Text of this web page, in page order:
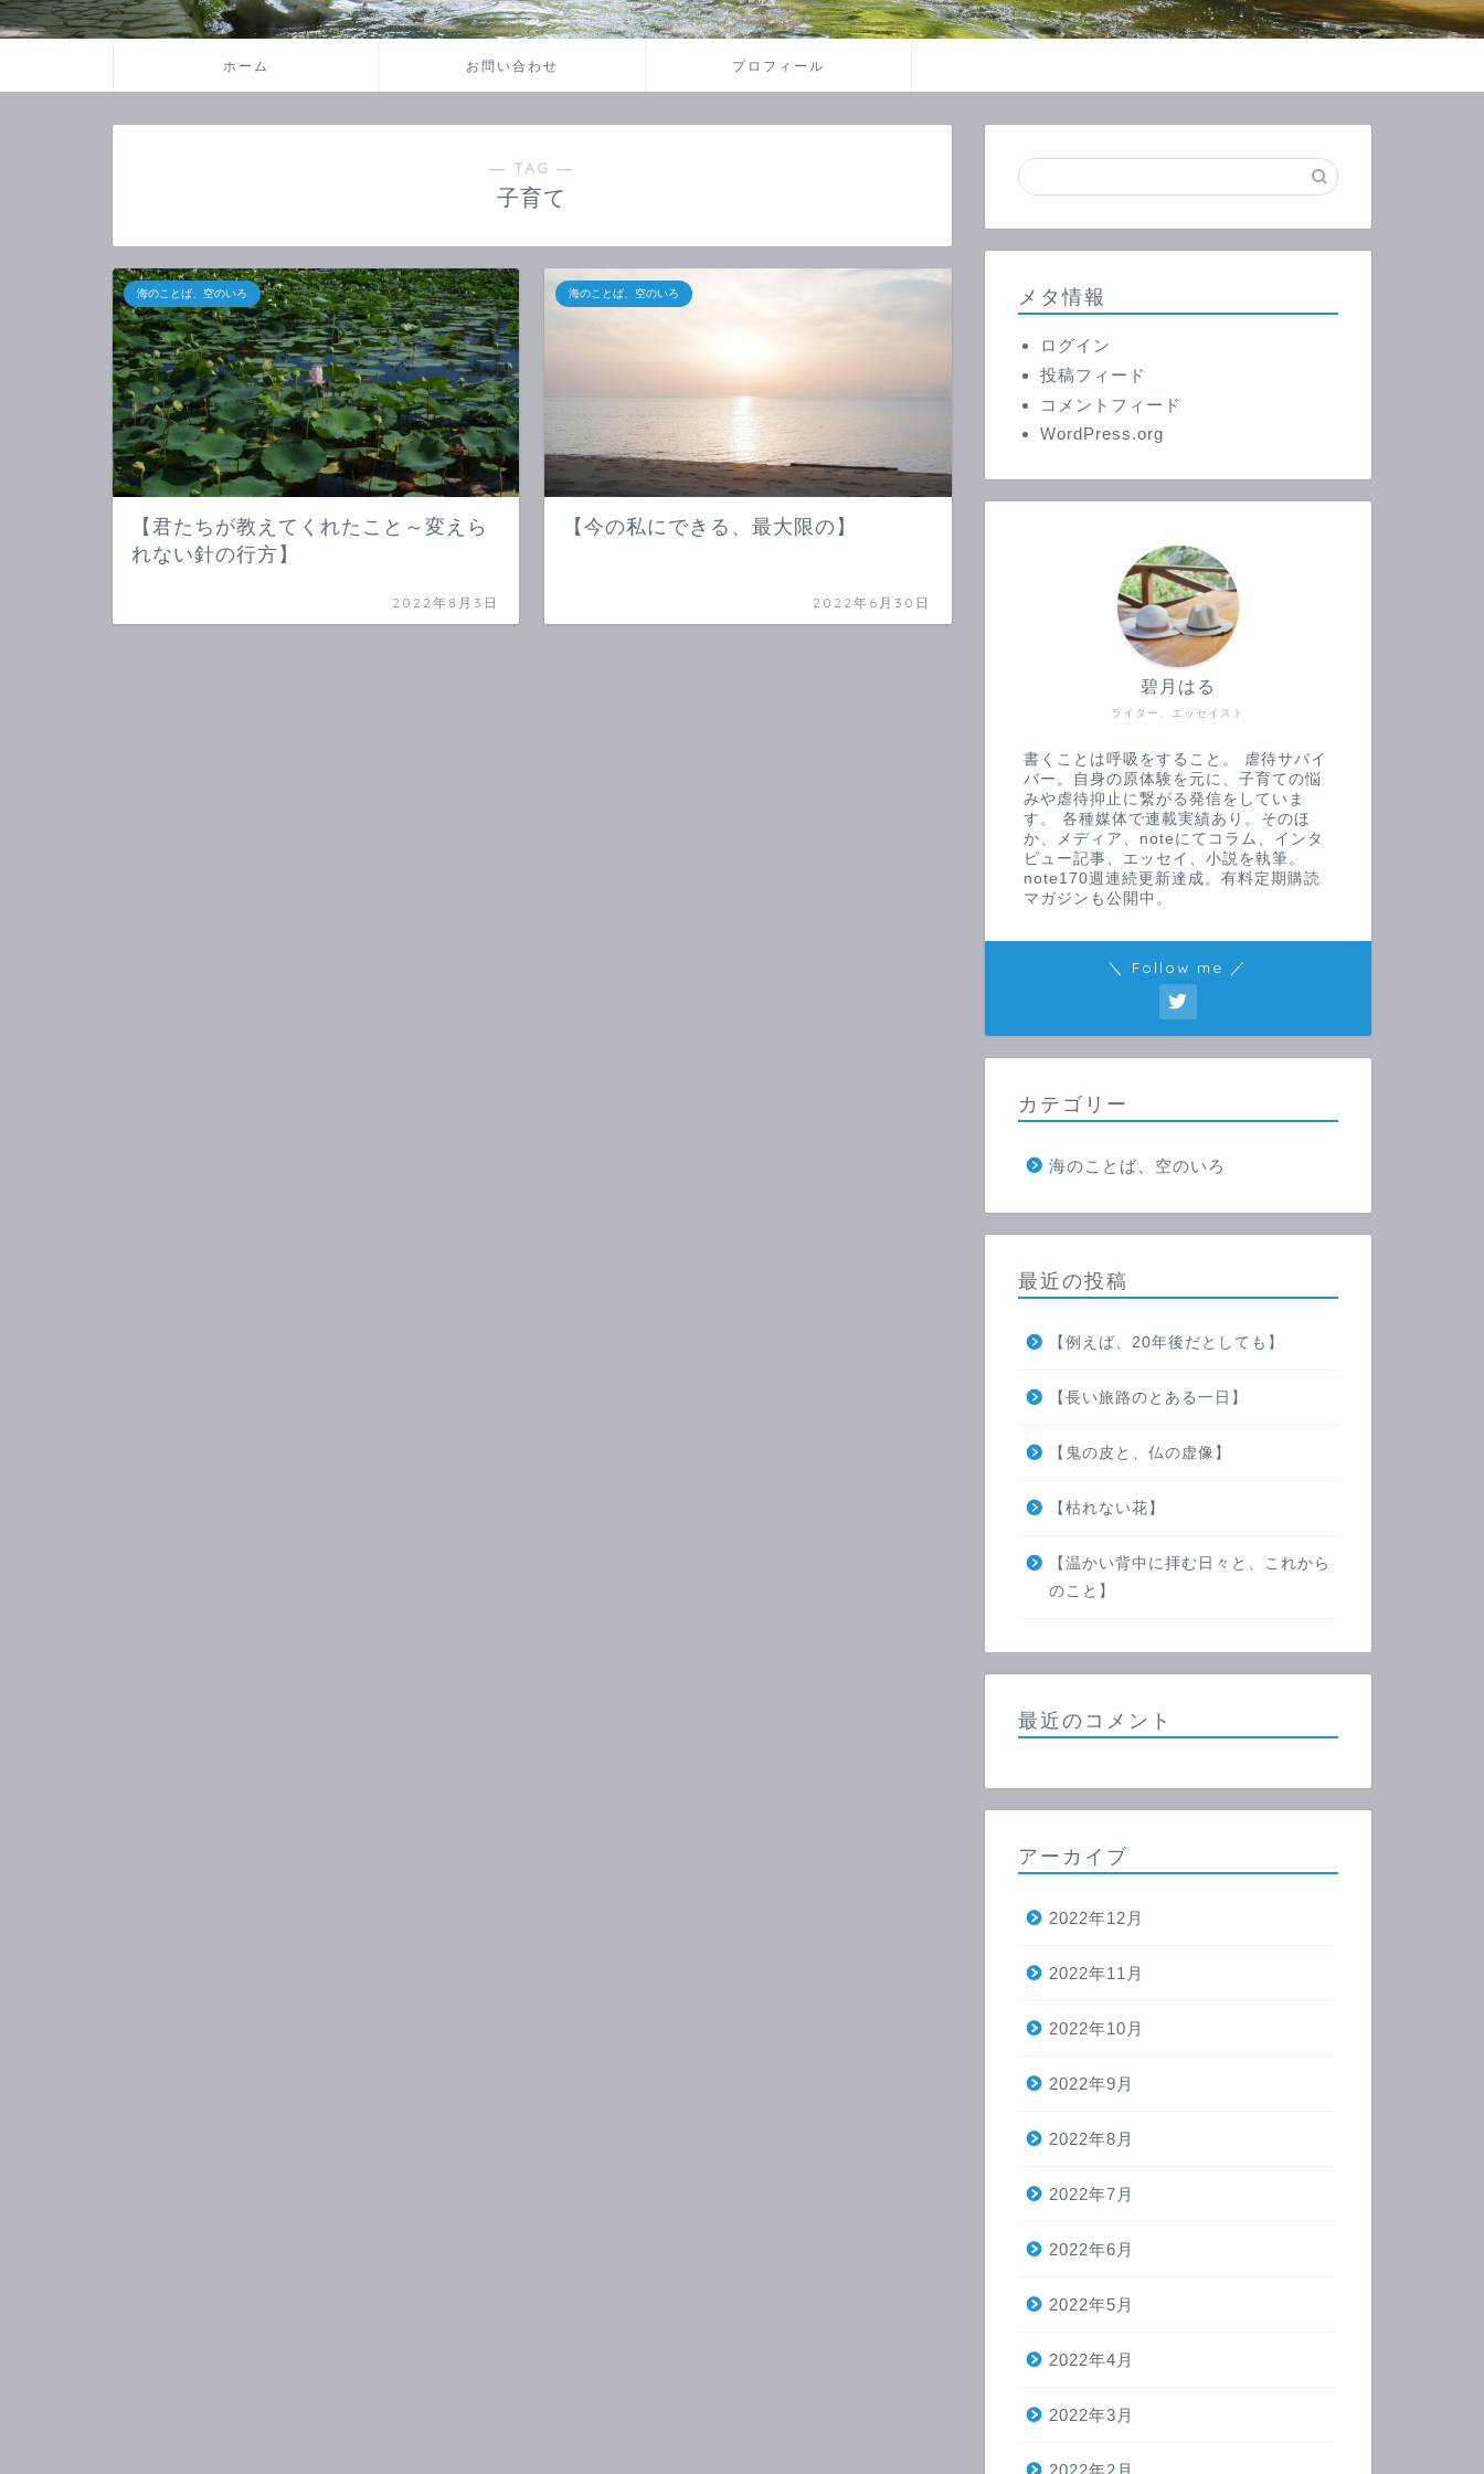
ホーム お問い合わせ プロフィール
― TAG ―
子育て
海のことば、空のいろ
【君たちが教えてくれたこと～変えら
れない針の行方】
2022年8月3日
海のことば、空のいろ
【今の私にできる、最大限の】
2022年6月30日
メタ情報
ログイン
投稿フィード
コメントフィード
WordPress.org
ライター、エッセイスト
碧月はる
書くことは呼吸をすること。 虐待サバイ
バー。自身の原体験を元に、子育ての悩
みや虐待抑止に繋がる発信をしていま
す。 各種媒体で連載実績あり。そのほ
か、メディア、noteにてコラム、インタ
ビュー記事、エッセイ、小説を執筆。
note170週連続更新達成。有料定期購読
マガジンも公開中。
＼ Follow me ／
カテゴリー
海のことば、空のいろ
最近の投稿
【例えば、20年後だとしても】
【長い旅路のとある一日】
【鬼の皮と、仏の虚像】
【枯れない花】
【温かい背中に拝む日々と、これから
のこと】
最近のコメント
アーカイブ
2022年12月
2022年11月
2022年10月
2022年9月
2022年8月
2022年7月
2022年6月
2022年5月
2022年4月
2022年3月
2022年2月